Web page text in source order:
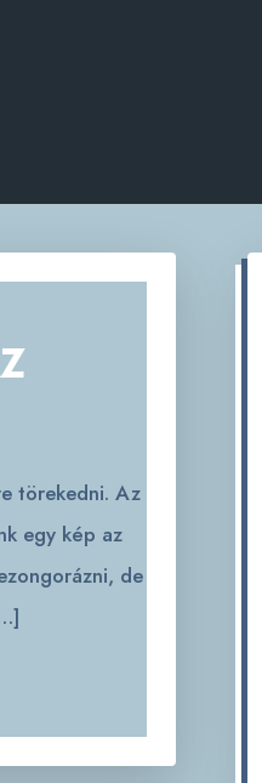
törekedni. Az
egy kép az
de